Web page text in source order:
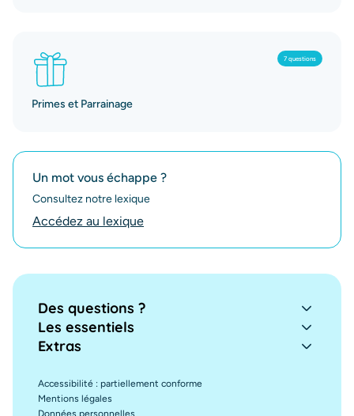
7 questions
Primes et Parrainage
Un mot vous échappe ?
Consultez notre lexique
Accédez au lexique
Des questions ?
Les essentiels
Extras
Accessibilité : partiellement conforme
Mentions légales
Données personnelles